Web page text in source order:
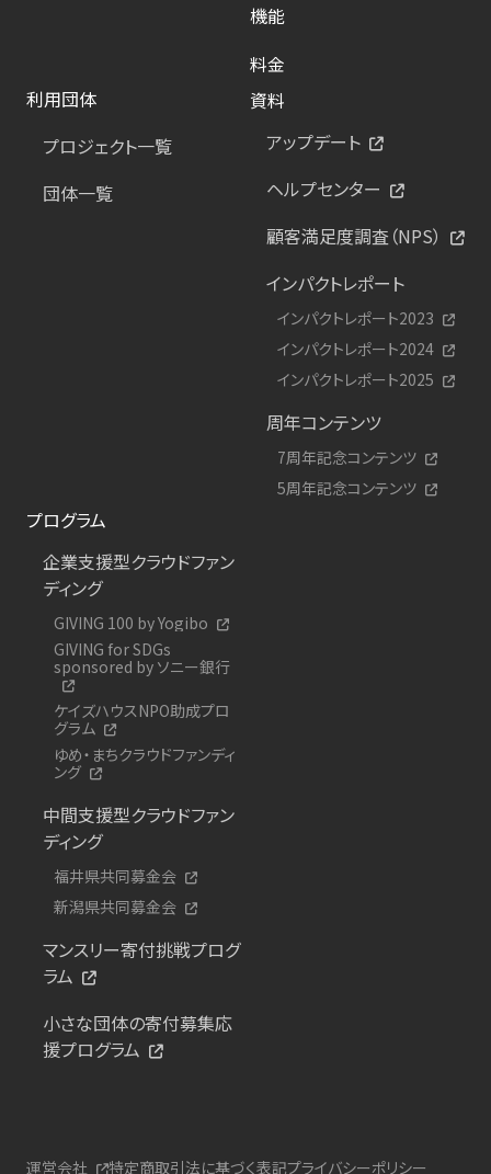
機能
料金
利用団体
プロジェクト一覧
団体一覧
資料
アップデート
ヘルプセンター
顧客満足度調査（NPS）
インパクトレポート
インパクトレポート2023
インパクトレポート2024
インパクトレポート2025
周年コンテンツ
7周年記念コンテンツ
5周年記念コンテンツ
プログラム
企業支援型クラウドファン
ディング
GIVING 100 by Yogibo
GIVING for SDGs
sponsored by ソニー銀行
ケイズハウスNPO助成プロ
グラム
ゆめ・まちクラウドファンディ
ング
中間支援型クラウドファン
ディング
福井県共同募金会
新潟県共同募金会
マンスリー寄付挑戦プログ
ラム
小さな団体の寄付募集応
援プログラム
運営会社 特定商取引法に基づく表記プライバシーポリシー